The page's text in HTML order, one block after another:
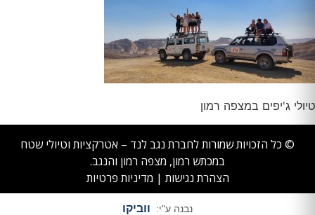
טיולי ג'יפים במצפה רמון
© כל הזכויות שמורות לחברת נגב לנד – אטרקציות וטיולי שטח
במכתש רמון, מצפה רמון והנגב.
הצהרת נגישות | מדיניות פרטיות
נבנה ע"י: ווביקו